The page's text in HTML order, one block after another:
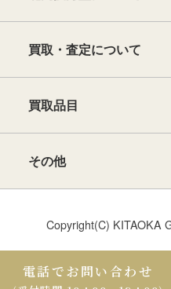
買取・査定について
買取品目
その他
Copyright(C) KITAOKA
電話でお問い合わせ